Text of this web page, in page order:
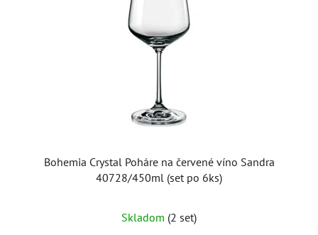
Bohemia Crystal Poháre na červené víno Sandra
40728/450ml (set po 6ks)
hodnotenie
Skladom (2 set)